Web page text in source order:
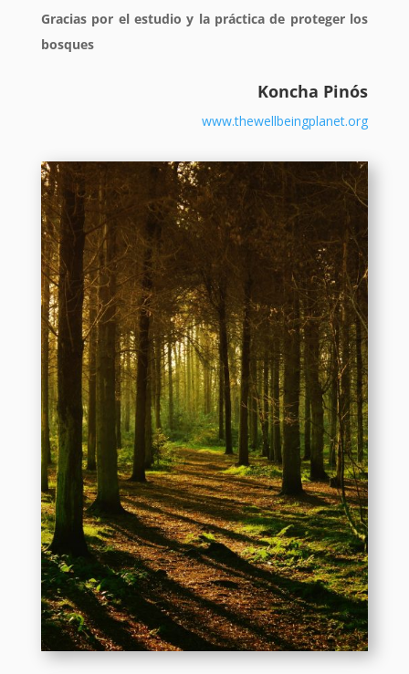
Gracias por el estudio y la práctica de proteger los
bosques
Koncha Pinós
www.thewellbeingplanet.org